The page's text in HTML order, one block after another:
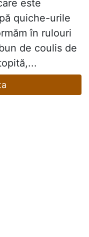
este
quiche-urile
în rulouri
de coulis de